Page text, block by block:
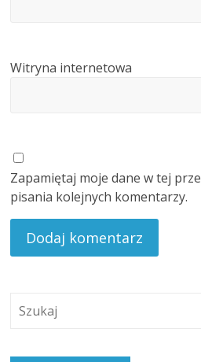
Witryna internetowa
Zapamiętaj moje dane w tej
pisania kolejnych komentarzy.